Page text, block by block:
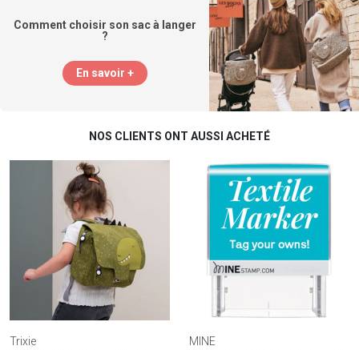
Comment choisir son sac à langer
?
En savoir +
NOS CLIENTS ONT AUSSI ACHETÉ
Trixie
MINE